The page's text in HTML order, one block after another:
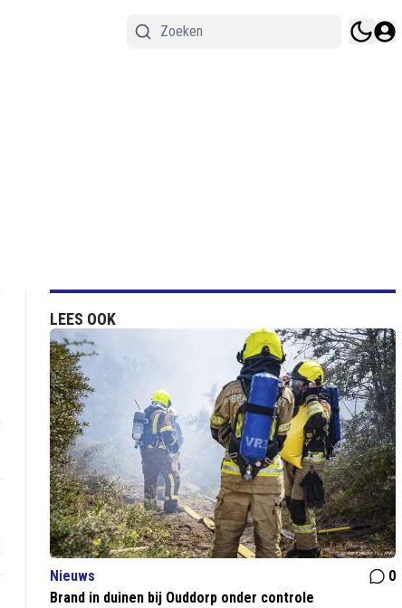
LEES OOK
Nieuws
0
Brand in duinen bij Ouddorp onder controle